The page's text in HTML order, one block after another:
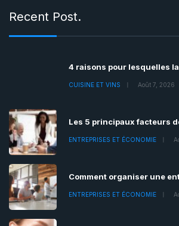
Recent Post.
4 raisons pour lesquelles la
CUISINE ET VINS Août 7, 2026
Les 5 principaux facteurs
ENTREPRISES ET ÉCONOMIE
Comment organiser une
ENTREPRISES ET ÉCONOMIE